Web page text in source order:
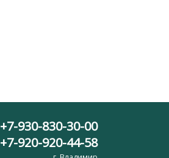
+7-930-830-30-00
+7-920-920-44-58